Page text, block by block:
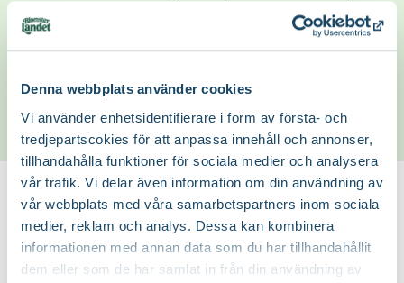
Denna webbplats använder cookies
Vi använder enhetsidentifierare i form av första- och
tredjepartscokies för att anpassa innehåll och annonser,
tillhandahålla funktioner för sociala medier och analysera
vår trafik. Vi delar även information om din användning av
vår webbplats med våra samarbetspartners inom sociala
medier, reklam och analys. Dessa kan kombinera
informationen med annan data som du har tillhandahållit
dem eller som de har samlat in från din användning av
svavel (Kumulus DF) precis i samband med att
bladknopparna börjar svälla efter vintern.
Jacob Nilsson Trädgårdsmästare
16 Jul 2025
Hej
Tack för svar.Jag har tagit några foton nu på
rosens blad.Återkom gärna med vad du tror